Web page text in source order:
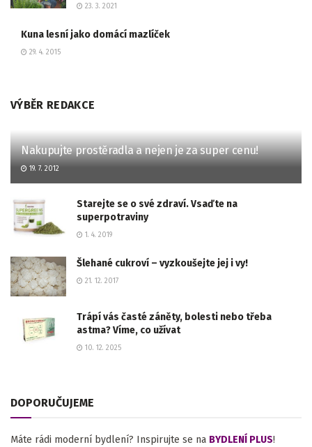
23. 3. 2021
Kuna lesní jako domácí mazlíček
29. 4. 2015
VÝBĚR REDAKCE
Nakupujte prostěradla a nejen je za super cenu!
19. 7. 2012
Starejte se o své zdraví. Vsaďte na
superpotraviny
1. 4. 2019
Šlehané cukroví – vyzkoušejte jej i vy!
21. 12. 2017
Trápí vás časté záněty, bolesti nebo třeba
astma? Víme, co užívat
10. 12. 2025
DOPORUČUJEME
Máte rádi moderní bydlení? Inspirujte se na BYDLENÍ PLUS!